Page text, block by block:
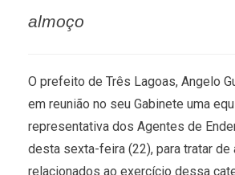
almoço
O prefeito de Três Lagoas, Angelo
em reunião no seu Gabinete uma
representativa dos Agentes de
desta sexta-feira (22), para tratar de
relacionados ao exercício dessa